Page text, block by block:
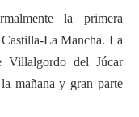
la primera
La Mancha. La
Villalgordo del Júcar
mañana y gran parte